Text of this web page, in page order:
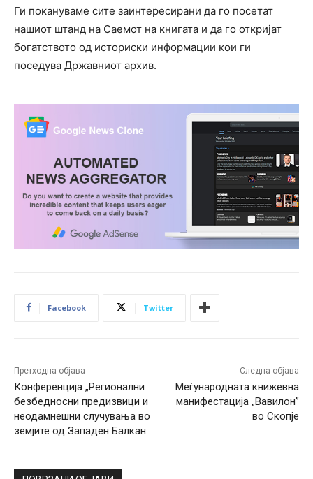
Ги покануваме сите заинтересирани да го посетат
нашиот штанд на Саемот на книгата и да го откријат
богатството од историски информации кои ги
поседува Државниот архив.
Facebook Twitter
Претходна објава
Конференција „Регионални
безбедносни предизвици и
неодамнешни случувања во
земјите од Западен Балкан
Следна објава
Меѓународната книжевна
манифестација „Вавилон”
во Скопје